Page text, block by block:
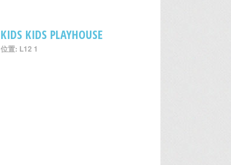
KIDS KIDS PLAYHOUSE
位置: L12 1